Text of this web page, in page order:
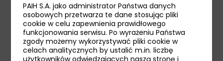
PAIH S.A. jako administrator Państwa danych
osobowych przetwarza te dane stosując pliki
cookie w celu zapewnienia prawidłowego
funkcjonowania serwisu. Po wyrażeniu Państwa
zgody możemy wykorzystywać pliki cookie w
celach analitycznych by ustalić m.in. liczbę
użytkowników odwiedzających naszą stronę i